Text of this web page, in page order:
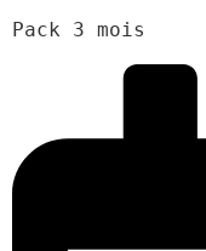
Pack 3 mois